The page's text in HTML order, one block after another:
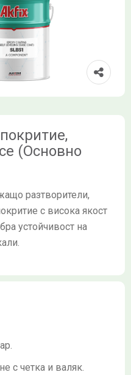
(Основно
разтворители,
с висока якост
устойчивост на
с четка и валяк.